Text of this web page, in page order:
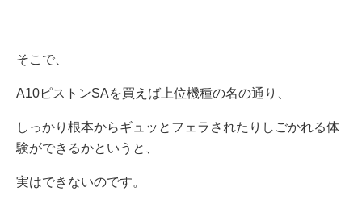
そこで、
A10ピストンSAを買えば上位機種の名の通り、
しっかり根本からギュッとフェラされたりしごかれる体
験ができるかというと、
実はできないのです。